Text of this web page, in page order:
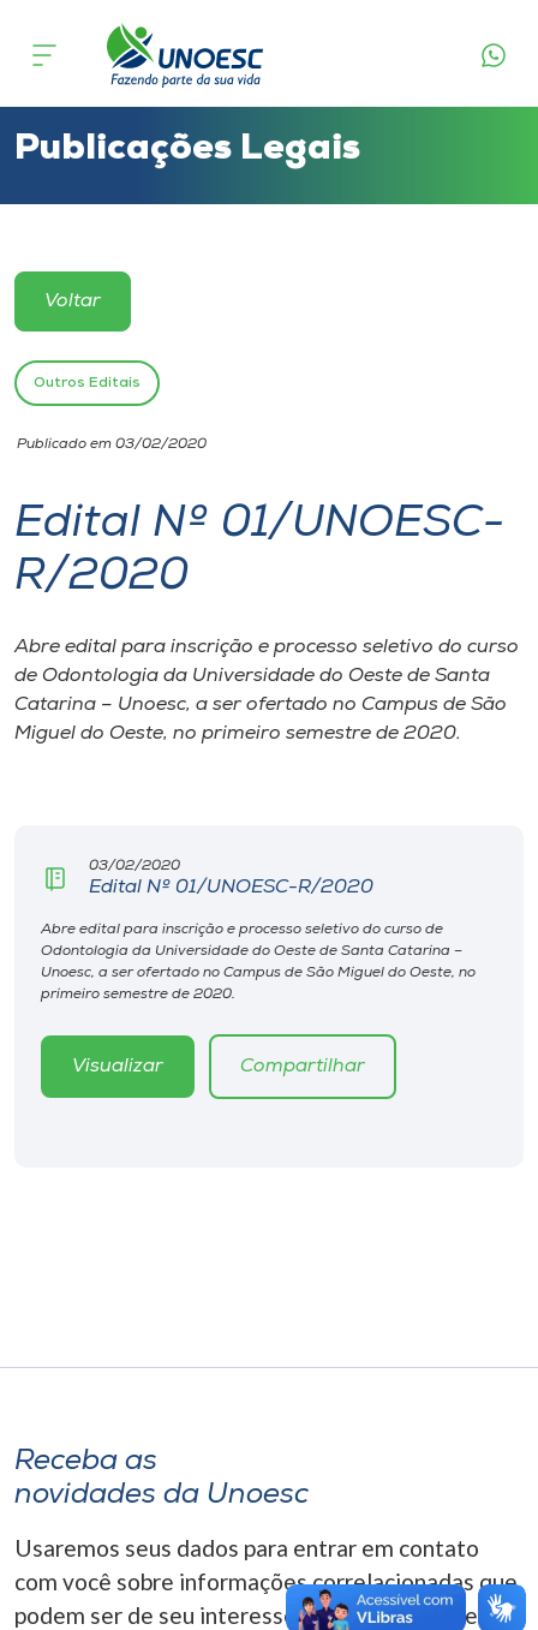
Cursos
Atendimento ao Estudante
Portal de Ensino
Unoesc
Internacionalização
I.nova
Diplomados
Cultura
Biblioteca
Editora
Museu
A-
Publicações Legais
Voltar
Outros Editais
Publicado em 03/02/2020
Edital Nº 01/UNOESC-
R/2020
Abre edital para inscrição e processo seletivo do curso
de Odontologia da Universidade do Oeste de Santa
Catarina – Unoesc, a ser ofertado no Campus de São
Miguel do Oeste, no primeiro semestre de 2020.
03/02/2020
Edital Nº 01/UNOESC-R/2020
Abre edital para inscrição e processo seletivo do curso de
Odontologia da Universidade do Oeste de Santa Catarina –
Unoesc, a ser ofertado no Campus de São Miguel do Oeste, no
primeiro semestre de 2020.
Visualizar Compartilhar
Receba as
novidades da Unoesc
Usaremos seus dados para entrar em contato
com você sobre informações correlacionadas que
podem ser de seu interesse. Você pode cancelar o